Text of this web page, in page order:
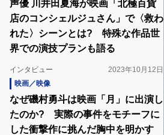
声優 川井田夏海が映画「北極百貨
店のコンシェルジュさん」で〈救わ
れた〉シーンとは? 特殊な作品世
界での演技プランも語る
インタビュー
2023年10月12日
映画／映像
なぜ磯村勇斗は映画「月」に出演し
たのか? 実際の事件をモチーフに
した衝撃作に挑んだ胸中を明かす